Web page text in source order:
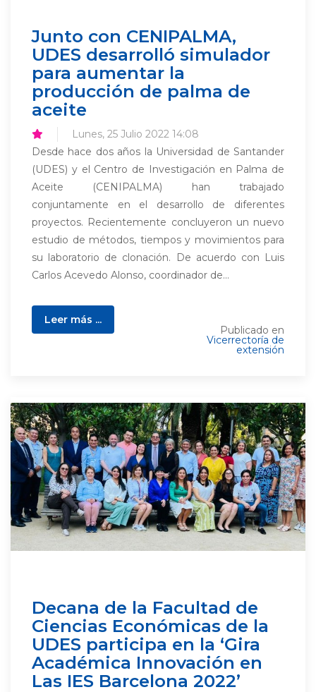
Junto con CENIPALMA,
UDES desarrolló simulador
para aumentar la
producción de palma de
aceite
Lunes, 25 Julio 2022 14:08
Desde hace dos años la Universidad de Santander
(UDES) y el Centro de Investigación en Palma de
Aceite (CENIPALMA) han trabajado
conjuntamente en el desarrollo de diferentes
proyectos. Recientemente concluyeron un nuevo
estudio de métodos, tiempos y movimientos para
su laboratorio de clonación. De acuerdo con Luis
Carlos Acevedo Alonso, coordinador de...
Leer más ...
Publicado en
Vicerrectoría de
extensión
Decana de la Facultad de
Ciencias Económicas de la
UDES participa en la ‘Gira
Académica Innovación en
Las IES Barcelona 2022’